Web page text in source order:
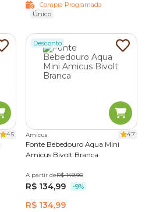
Compra Programada
Único
4.5
Desconto
Amicus 4.7
Fonte Bebedouro Aqua Mini
Amicus Bivolt Branca
A partir deR$ 149,90
R$ 134,99 -9%
R$ 134,99